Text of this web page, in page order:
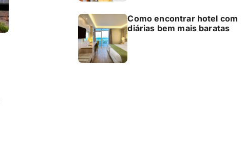
Como encontrar hotel com
diárias bem mais baratas